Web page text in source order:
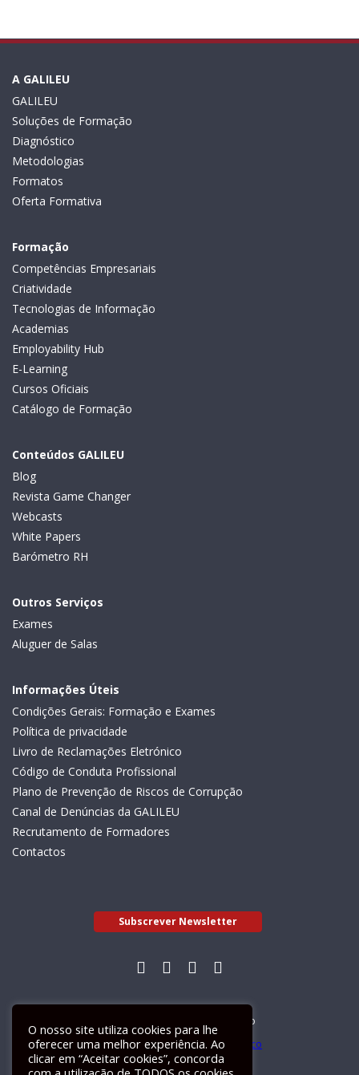
A GALILEU
GALILEU
Soluções de Formação
Diagnóstico
Metodologias
Formatos
Oferta Formativa
Formação
Competências Empresariais
Criatividade
Tecnologias de Informação
Academias
Employability Hub
E-Learning
Cursos Oficiais
Catálogo de Formação
Conteúdos GALILEU
Blog
Revista Game Changer
Webcasts
White Papers
Barómetro RH
Outros Serviços
Exames
Aluguer de Salas
Informações Úteis
Condições Gerais: Formação e Exames
Política de privacidade
Livro de Reclamações Eletrónico
Código de Conduta Profissional
Plano de Prevenção de Riscos de Corrupção
Canal de Denúncias da GALILEU
Recrutamento de Formadores
Contactos
Subscrever Newsletter
Livro de Reclamações Electrónico
O nosso site utiliza cookies para lhe
oferecer uma melhor experiência. Ao
clicar em “Aceitar cookies”, concorda